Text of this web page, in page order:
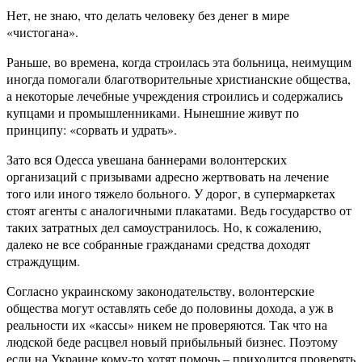
Нет, не знаю, что делать человеку без денег в мире
«чистогана».
Раньше, во времена, когда строилась эта больница, неимущим
иногда помогали благотворительные христианские общества,
а некоторые лечебные учреждения строились и содержались
купцами и промышленниками. Нынешние живут по
принципу: «сорвать и удрать».
Зато вся Одесса увешана баннерами волонтерских
организаций с призывами адресно жертвовать на лечение
того или иного тяжело больного. У дорог, в супермаркетах
стоят агенты с аналогичными плакатами. Ведь государство от
таких затратных дел самоустранилось. Но, к сожалению,
далеко не все собранные гражданами средства доходят
страждущим.
Согласно украинскому законодательству, волонтерские
общества могут оставлять себе до половины дохода, а уж в
реальности их «кассы» никем не проверяются. Так что на
людской беде расцвел новый прибыльный бизнес. Поэтому